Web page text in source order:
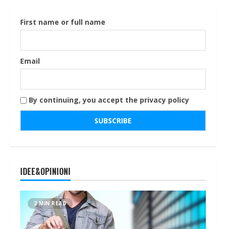
First name or full name
Email
By continuing, you accept the privacy policy
IDEE&OPINIONI
2 MIN READ